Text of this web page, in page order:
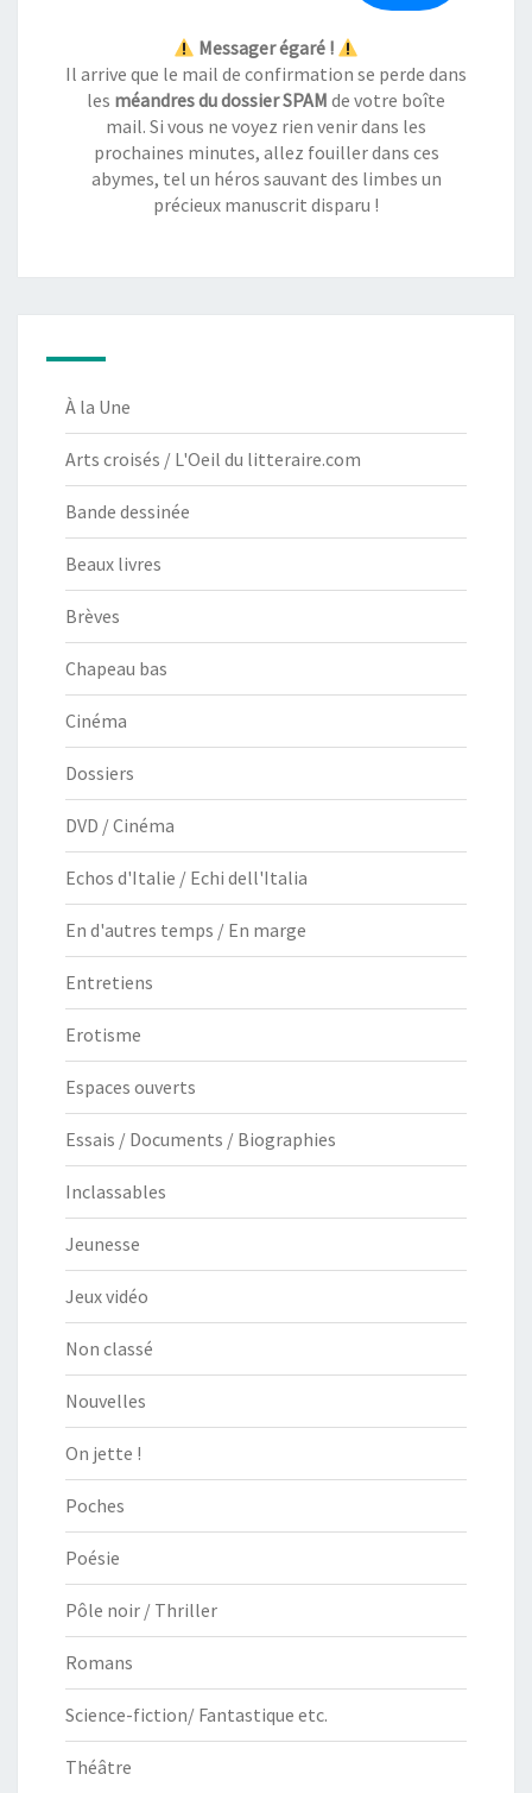
Messager égaré !
Il arrive que le mail de confirmation se perde dans
les méandres du dossier SPAM de votre boîte
mail. Si vous ne voyez rien venir dans les
prochaines minutes, allez fouiller dans ces
abymes, tel un héros sauvant des limbes un
précieux manuscrit disparu !
À la Une
Arts croisés / L'Oeil du litteraire.com
Bande dessinée
Beaux livres
Brèves
Chapeau bas
Cinéma
Dossiers
DVD / Cinéma
Echos d'Italie / Echi dell'Italia
En d'autres temps / En marge
Entretiens
Erotisme
Espaces ouverts
Essais / Documents / Biographies
Inclassables
Jeunesse
Jeux vidéo
Non classé
Nouvelles
On jette !
Poches
Poésie
Pôle noir / Thriller
Romans
Science-fiction/ Fantastique etc.
Théâtre